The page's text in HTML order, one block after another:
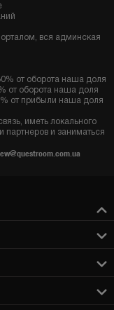
вся админская
от оборота наша доля
от оборота наша доля
от прибыли наша доля
иметь локального
партнеров и заниматься